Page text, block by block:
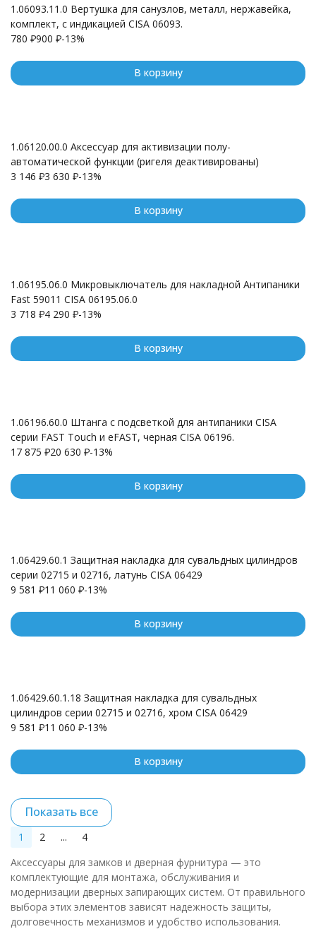
1.06093.11.0 Вертушка для санузлов, металл, нержавейка,
комплект, с индикацией CISA 06093.
780 ₽900 ₽-13%
В корзину
1.06120.00.0 Аксессуар для активизации полу-
автоматической функции (ригеля деактивированы)
3 146 ₽3 630 ₽-13%
В корзину
1.06195.06.0 Микровыключатель для накладной Антипаники
Fast 59011 CISA 06195.06.0
3 718 ₽4 290 ₽-13%
В корзину
1.06196.60.0 Штанга с подсветкой для антипаники CISA
серии FAST Touch и eFAST, черная CISA 06196.
17 875 ₽20 630 ₽-13%
В корзину
1.06429.60.1 Защитная накладка для сувальдных цилиндров
серии 02715 и 02716, латунь CISA 06429
9 581 ₽11 060 ₽-13%
В корзину
1.06429.60.1.18 Защитная накладка для сувальдных
цилиндров серии 02715 и 02716, хром CISA 06429
9 581 ₽11 060 ₽-13%
В корзину
Показать все
1 2 ...
4
Аксессуары для замков и дверная фурнитура — это
комплектующие для монтажа, обслуживания и
модернизации дверных запирающих систем. От правильного
выбора этих элементов зависят надежность защиты,
долговечность механизмов и удобство использования.